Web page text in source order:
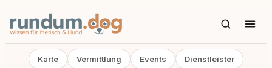
Karte Vermittlung Events Dienstleister